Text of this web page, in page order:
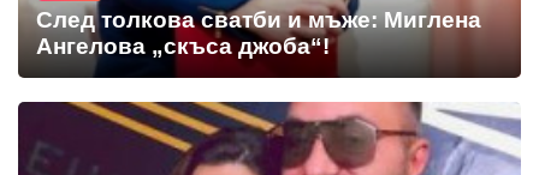
След толкова сватби и мъже: Миглена
Ангелова „скъса джоба“!